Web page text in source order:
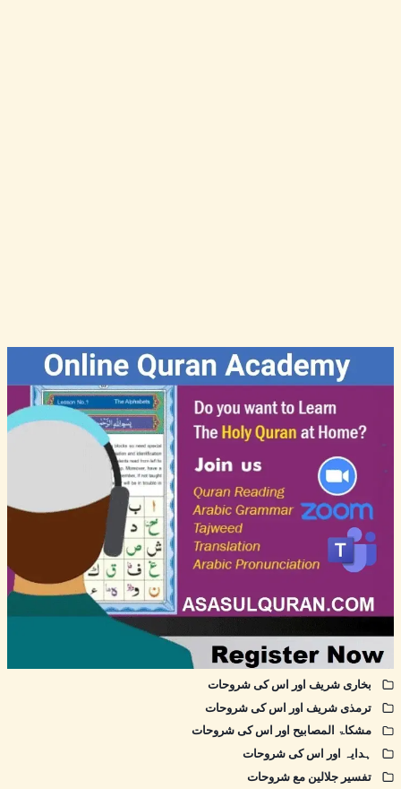
بخاری شریف اور اس کی شروحات
ترمذی شریف اور اس کی شروحات
مشکاۃ المصابیح اور اس کی شروحات
ہدایہ اور اس کی شروحات
تفسیر جلالین مع شروحات